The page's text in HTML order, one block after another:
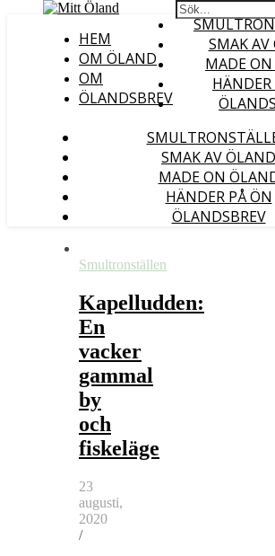
HEM
OM ÖLAND
OM
ÖLANDSBREV
SMAK AV
MADE
SMAK AV ÖLAND
MADE ON
HÄNDER PÅ ÖN
ÖLANDSBREV
Smultronställen
Kapelludden:
En
vacker
gammal
by
och
fiskeläge
23
augusti,
2020
/